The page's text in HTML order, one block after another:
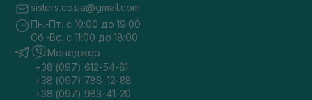
sisters.co.ua@gmail.com
Пн.-Пт. с 10:00 до 19:00
Сб.-Вс. с 11:00 до 18:00
Менеджер
+38 (097) 612-54-81
+38 (097) 788-12-88
+38 (097) 983-41-20